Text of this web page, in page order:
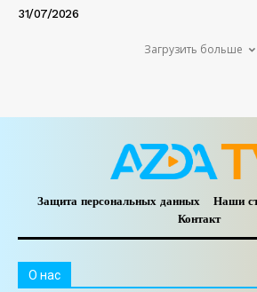
31/07/2026
Загрузить больше
Защита персональных данных Наши
Контакт
O нас